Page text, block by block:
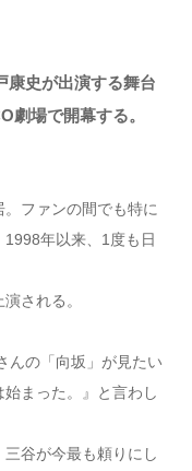
康史が出演する舞台
劇場で開幕する。
。ファンの間でも特に
年以来、1度も日
される。
んの「向坂」が見たい
まった。』と言わし
谷が今最も頼りにし